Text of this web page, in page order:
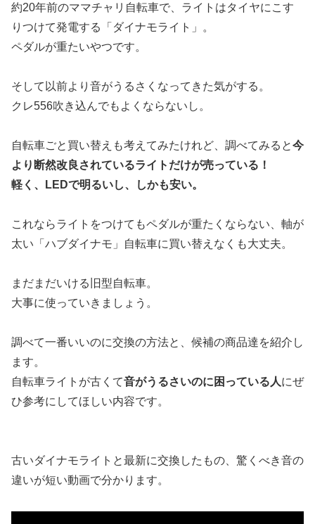
約20年前のママチャリ自転車で、ライトはタイヤにこす
りつけて発電する「ダイナモライト」。
ペダルが重たいやつです。
そして以前より音がうるさくなってきた気がする。
クレ556吹き込んでもよくならないし。
自転車ごと買い替えも考えてみたけれど、調べてみると今
より断然改良されているライトだけが売っている！
軽く、LEDで明るいし、しかも安い。
これならライトをつけてもペダルが重たくならない、軸が
太い「ハブダイナモ」自転車に買い替えなくも大丈夫。
まだまだいける旧型自転車。
大事に使っていきましょう。
調べて一番いいのに交換の方法と、候補の商品達を紹介し
ます。
自転車ライトが古くて音がうるさいのに困っている人にぜ
ひ参考にしてほしい内容です。
古いダイナモライトと最新に交換したもの、驚くべき音の
違いが短い動画で分かります。